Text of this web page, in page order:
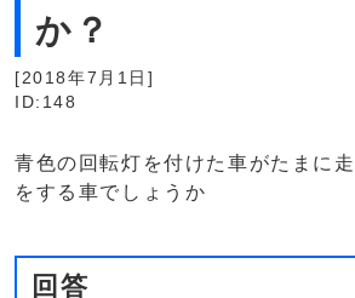
か？
[2018年7月1日]
ID:148
青色の回転灯を付けた車がたまに
をする車でしょうか
回答